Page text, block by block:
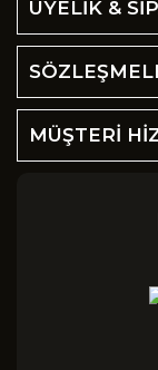
ÜYELİK &
MÜŞTERİ